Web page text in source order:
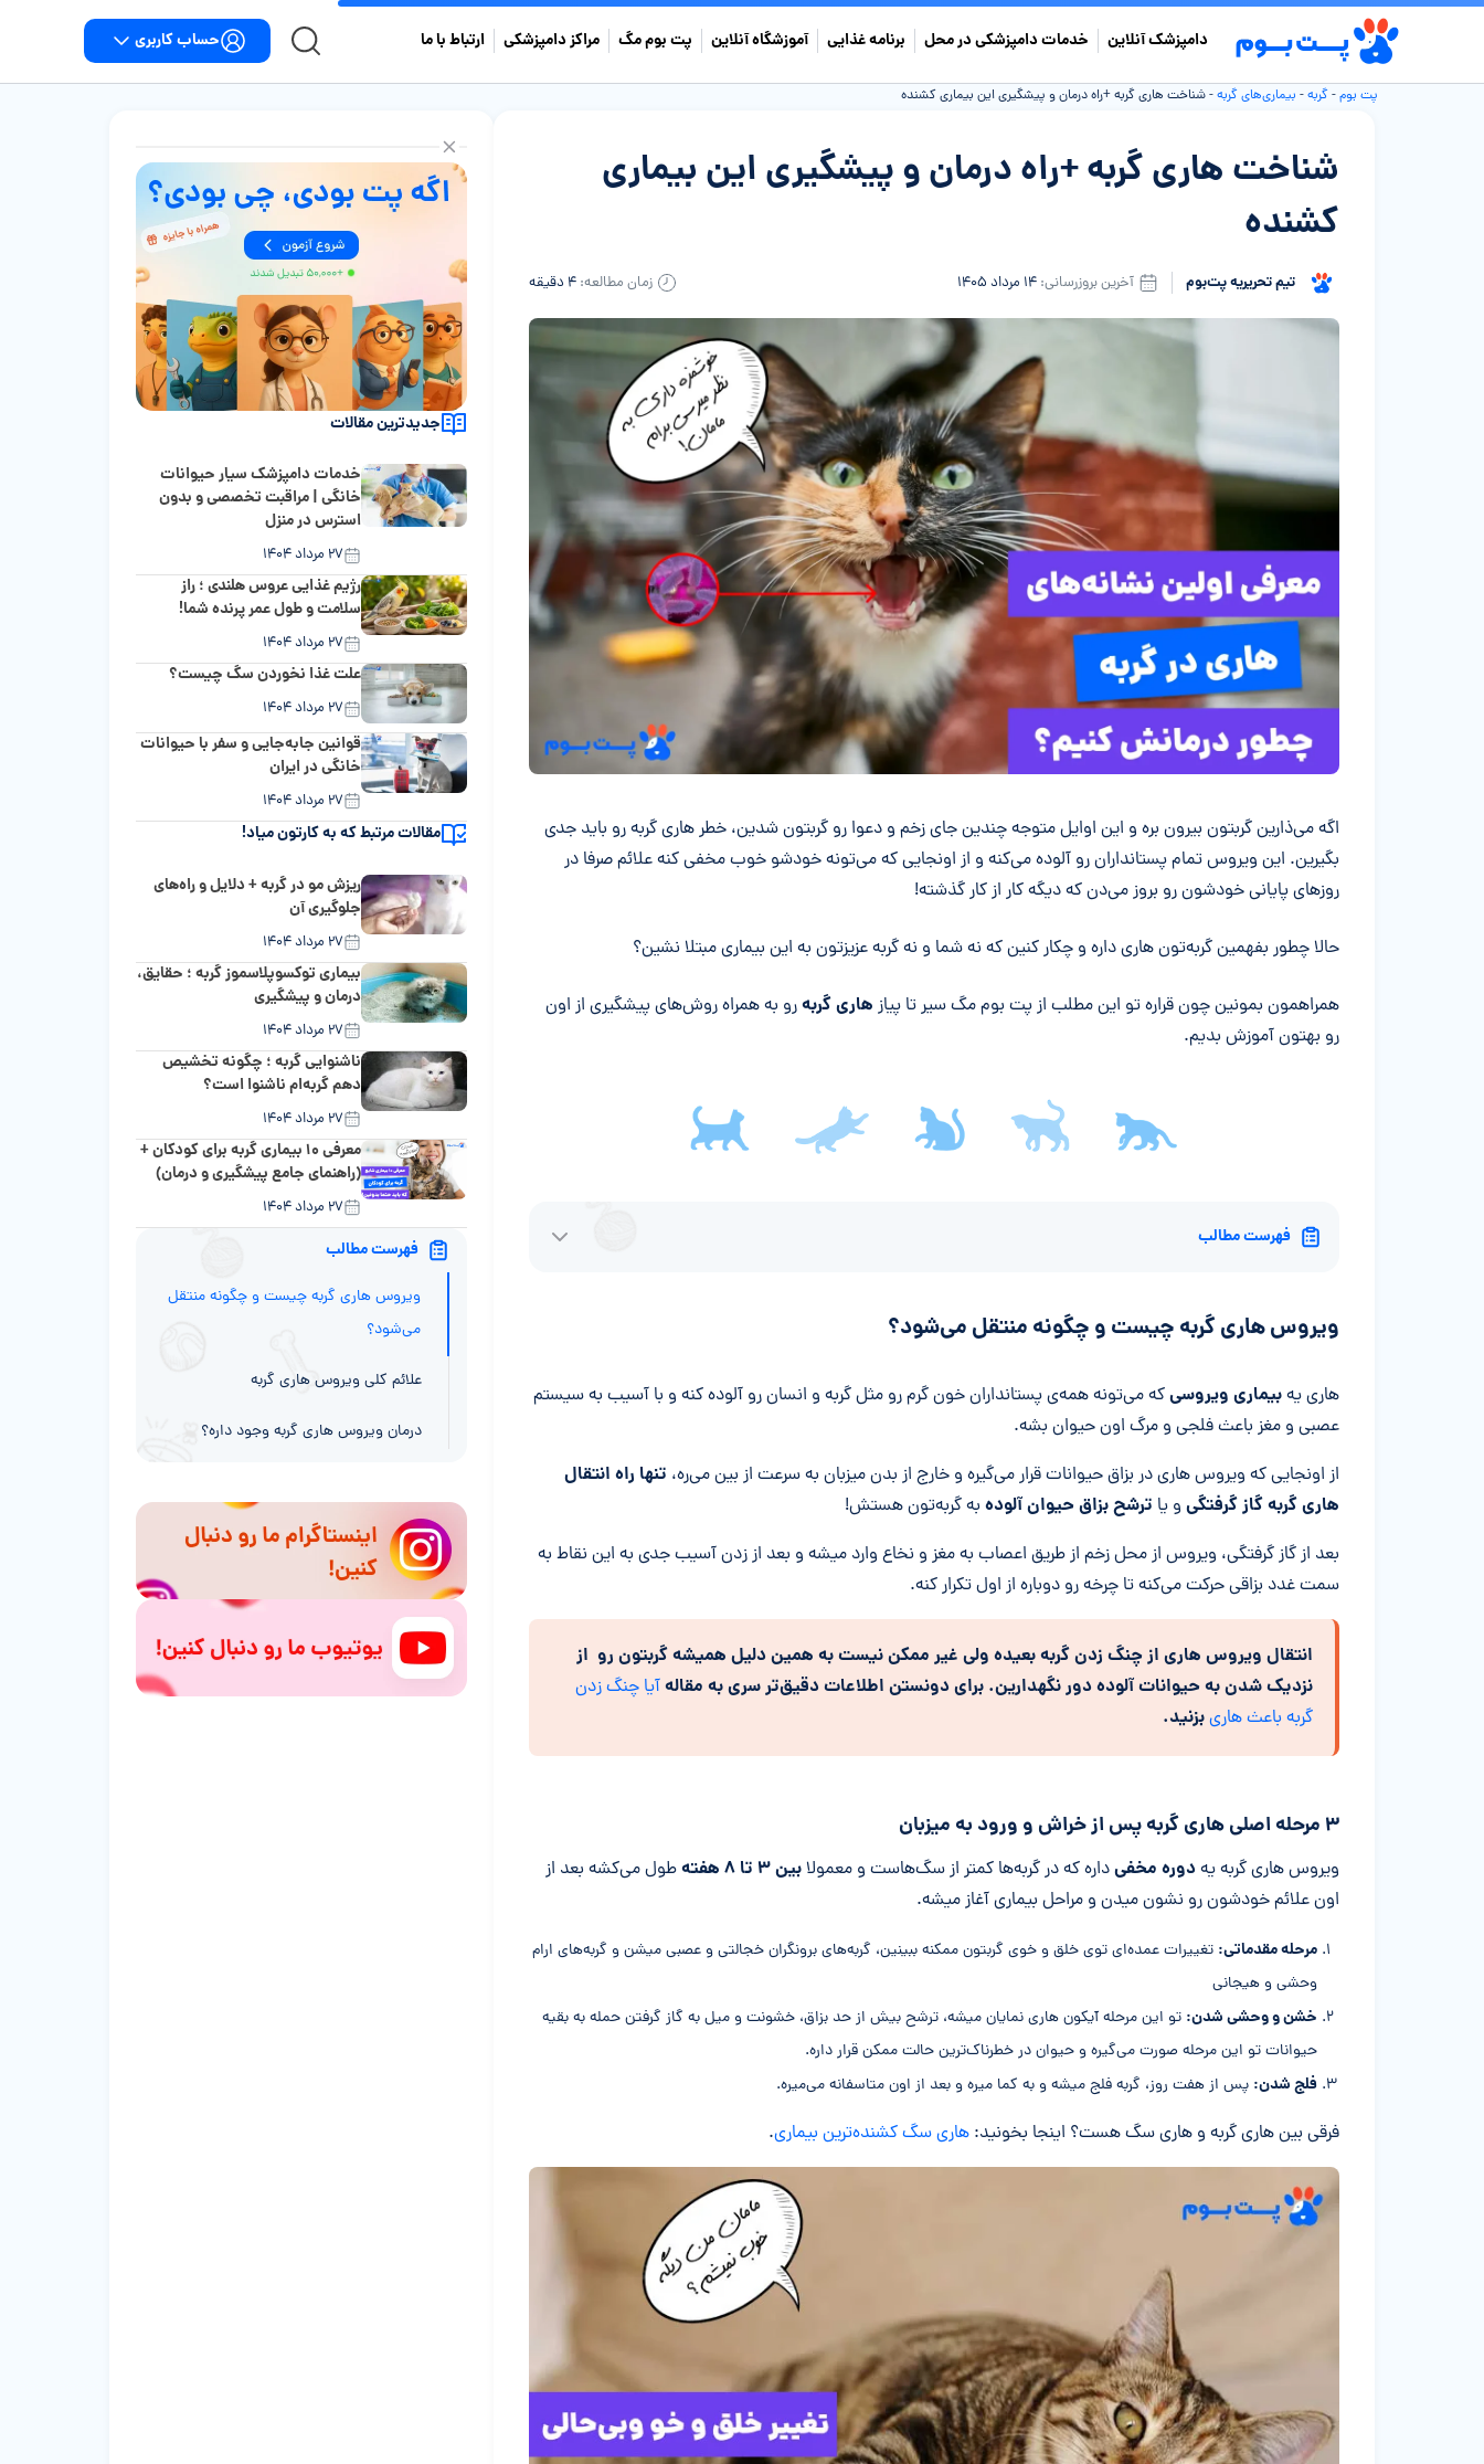
دامپزشک آنلاین خدمات دامپزشکی در محل برنامه غذایی آموزشگاه آنلاین پت بوم مگ مراکز دامپزشکی ارتباط با ما حساب کاربری
پت بوم-گربه- بیماری‌های گربه-شناخت هاری گربه +راه درمان و پیشگیری این بیماری کشنده
شناخت هاری گربه +راه درمان و پیشگیری این بیماری
کشنده
تیم تحریریه پت‌بوم آخرین بروزرسانی: ۱۴ مرداد ۱۴۰۵ زمان مطالعه: ۴ دقیقه
خلاصه مقاله
اگه می‌ذارین گربتون بیرون بره و این اوایل متوجه چندین جای زخم و دعوا رو گربتون شدین، خطر هاری گربه رو باید جدی
بگیرین. این ویروس تمام پستانداران رو آلوده می‌کنه و از اونجایی که می‌تونه خودشو خوب مخفی کنه علائم صرفا در
روزهای پایانی خودشون رو بروز می‌دن که دیگه کار از کار گذشته!
حالا چطور بفهمین گربه‌تون هاری داره و چکار کنین که نه شما و نه گربه عزیزتون به این بیماری مبتلا نشین؟
همراهمون بمونین چون قراره تو این مطلب از پت بوم مگ سیر تا پیاز هاری گربهرو به همراه روش‌های پیشگیری از اون
رو بهتون آموزش بدیم.
فهرست مطالب
ویروس هاری گربه چیست و چگونه منتقل می‌شود؟
هاری یهبیماری ویروسیکه می‌تونه همه‌ی پستانداران خون گرم رو مثل گربه و انسان رو آلوده کنه و با آسیب به سیستم
عصبی و مغز باعث فلجی و مرگ اون حیوان بشه.
از اونجایی که ویروس هاری در بزاق حیوانات قرار می‌گیره و خارج از بدن میزبان به سرعت از بین می‌ره، تنها راه انتقال
هاری گربهگاز گرفتگی و یا ترشح بزاق حیوان آلوده به گربه‌تون هستش!
بعد از گاز گرفتگی، ویروس از محل زخم از طریق اعصاب به مغز و نخاع وارد میشه و بعد از زدن آسیب جدی به این نقاط به
سمت غدد بزاقی حرکت می‌کنه تا چرخه رو دوباره از اول تکرار کنه.
انتقال ویروس هاری از چنگ زدن گربه بعیده ولی غیر ممکن نیست به همین دلیل همیشه گربتون رو از
نزدیک شدن به حیوانات آلوده دور نگهدارین. برای دونستن اطلاعات دقیق‌تر سری به مقالهآیا چنگ زدن
گربه باعث هاریبزنید.
۳ مرحله اصلی هاری گربه پس از خراش و ورود به میزبان
ویروس هاری گربه یه دوره مخفیداره که در گربه‌ها کمتر از سگ‌هاست و معمولابین ۳ تا ۸ هفته
طول می‌کشه بعد از
اون علائم خودشون رو نشون میدن و مراحل بیماری آغاز میشه.
مرحله مقدماتی: تغییرات عمده‌ای توی خلق و خوی گربتون ممکنه ببینین، گربه‌های برونگران خجالتی و عصبی میشن و گربه‌های ارام
وحشی و هیجانی
خشن و وحشی شدن: تو این مرحله آیکون هاری نمایان میشه، ترشح بیش از حد بزاق، خشونت و میل به گاز گرفتن حمله به بقیه
حیوانات تو این مرحله صورت می‌گیره و حیوان در خطرناک‌ترین حالت ممکن قرار داره.
فلج شدن: پس از هفت روز، گربه فلج میشه و به کما میره و بعد از اون متاسفانه می‌میره.
فرقی بین هاری گربه و هاری سگ هست؟ اینجا بخونید: هاری سگ کشنده‌ترین بیماری.
جدیدترین مقالات
خدمات دامپزشک سیار حیوانات
خانگی | مراقبت تخصصی و بدون
استرس در منزل
۲۷ مرداد ۱۴۰۴
رژیم غذایی عروس هلندی ؛ راز
سلامت و طول عمر پرنده شما!
۲۷ مرداد ۱۴۰۴
علت غذا نخوردن سگ چیست؟
۲۷ مرداد ۱۴۰۴
قوانین جابه‌جایی و سفر با حیوانات
خانگی در ایران
۲۷ مرداد ۱۴۰۴
مقالات مرتبط که به کارتون میاد!
ریزش مو در گربه + دلایل و راه‌های
جلوگیری آن
۲۷ مرداد ۱۴۰۴
بیماری توکسوپلاسموز گربه ؛ حقایق،
درمان و پیشگیری
۲۷ مرداد ۱۴۰۴
ناشنوایی گربه ؛ چگونه تخشیص
دهم گربه‌ام ناشنوا است؟
۲۷ مرداد ۱۴۰۴
معرفی ۱۰ بیماری گربه برای کودکان +
(راهنمای جامع پیشگیری و درمان)
۲۷ مرداد ۱۴۰۴
فهرست مطالب
ویروس هاری گربه چیست و چگونه منتقل
می‌شود؟
علائم کلی ویروس هاری گربه
درمان ویروس هاری گربه وجود داره؟